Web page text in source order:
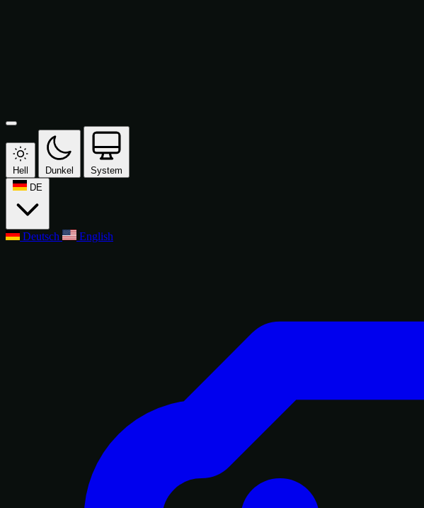
Hell Dunkel
System
DE
Deutsch English